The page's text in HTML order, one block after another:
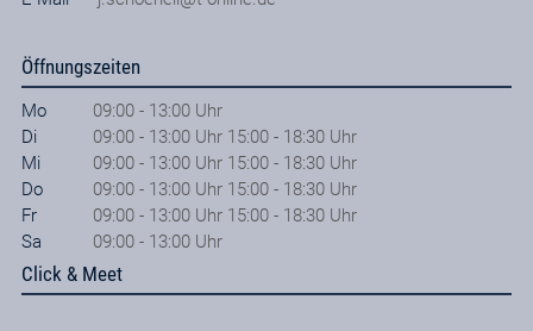
Öffnungszeiten
Mo
09:00 - 13:00 Uhr
Di
09:00 - 13:00 Uhr 15:00 - 18:30 Uhr
Mi
09:00 - 13:00 Uhr 15:00 - 18:30 Uhr
Do
09:00 - 13:00 Uhr 15:00 - 18:30 Uhr
Fr
09:00 - 13:00 Uhr 15:00 - 18:30 Uhr
Sa
09:00 - 13:00 Uhr
Click & Meet